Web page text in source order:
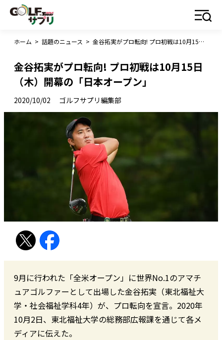
ホーム > 話題のニュース > 金谷拓実がプロ転向! プロ初戦は10月15日（木）開幕の「日本オープン」
金谷拓実がプロ転向! プロ初戦は10月15日
（木）開幕の「日本オープン」
2020/10/02 ゴルフサプリ編集部
9月に行われた「全米オープン」に世界No.1のアマチ
ュアゴルファーとして出場した金谷拓実（東北福祉大
学・社会福祉学科4年）が、プロ転向を宣言。2020年
10月2日、東北福祉大学の総務部広報課を通じて各メ
ディアに伝えた。